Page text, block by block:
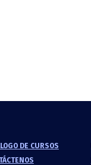
DE CURSOS